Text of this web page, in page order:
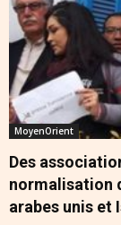
MoyenOrient
Des
normalisation
arabes unis et